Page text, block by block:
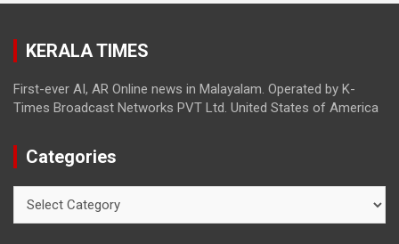
അഖില്‍ മാരാര്‍ ട്വന്റി 20 വിട്ടു
KERALA TIMES
First-ever AI, AR Online news in Malayalam. Operated by K-
Times Broadcast Networks PVT Ltd. United States of America
Categories